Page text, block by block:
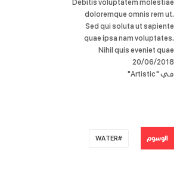
Debitis voluptatem molestiae
doloremque omnis rem ut.
Sed qui soluta ut sapiente
quae ipsa nam voluptates.
Nihil quis eveniet quae
necessitatibus. Saepe alias
pariatur reprehenderit dolores
quas. Est eum vel quis. Ut
20/06/2018
في "Artistic"
الوسوم WATER